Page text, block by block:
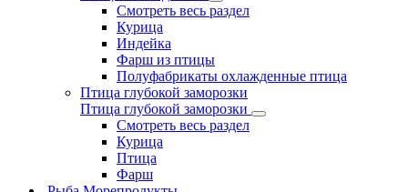
Смотреть весь раздел
Курица
Индейка
Фарш из птицы
Полуфабрикаты охлажденные птица
Птица глубокой заморозки
Птица глубокой заморозки
Смотреть весь раздел
Курица
Птица
Фарш